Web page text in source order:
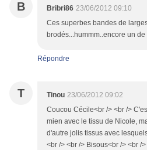
B Bribri86 23/06/2012 09:10
Ces superbes bandes de
brodés...hummm..encore un de
Répondre
T Tinou 23/06/2012 09:02
Coucou Cécile<br /> <br />
mien avec le tissu de Nicole,
d'autre jolis tissus avec
<br /> <br /> Bisous<br /> <br /